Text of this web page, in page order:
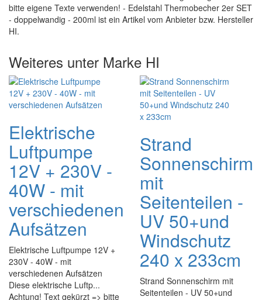
bitte eigene Texte verwenden! - Edelstahl Thermobecher 2er SET
- doppelwandig - 200ml ist ein Artikel vom Anbieter bzw. Hersteller
HI.
Weiteres unter Marke HI
Elektrische
Luftpumpe
12V + 230V -
40W - mit
verschiedenen
Aufsätzen
Elektrische Luftpumpe 12V +
230V - 40W - mit
verschiedenen Aufsätzen
Diese elektrische Luftp...
Achtung! Text gekürzt => bitte
Strand
Sonnenschirm
mit
Seitenteilen -
UV 50+und
Windschutz
240 x 233cm
Strand Sonnenschirm mit
Seitenteilen - UV 50+und